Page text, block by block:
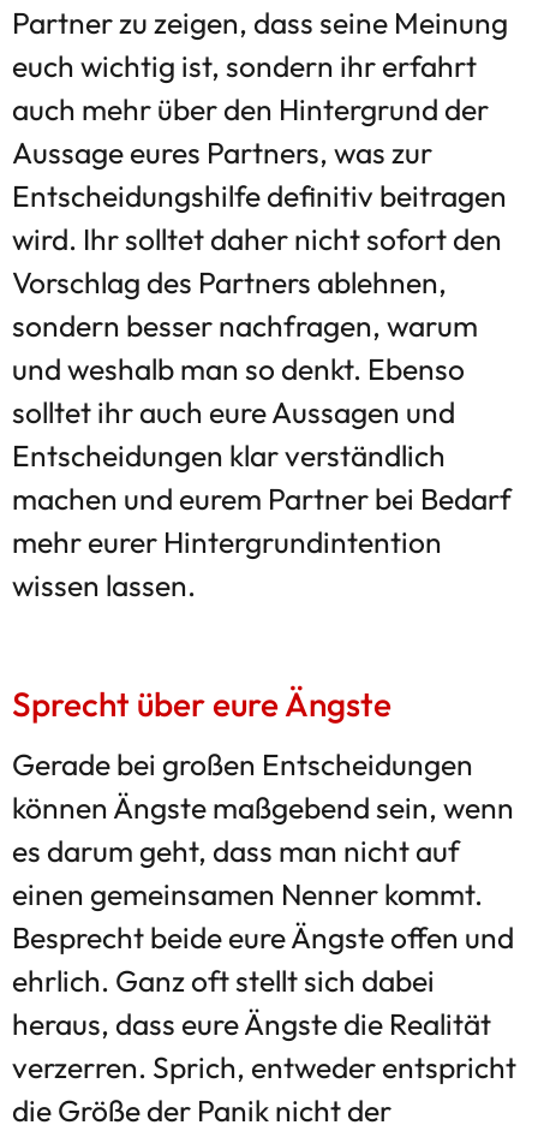
Partner zu zeigen, dass seine Meinung
euch wichtig ist, sondern ihr erfahrt
auch mehr über den Hintergrund der
Aussage eures Partners, was zur
Entscheidungshilfe definitiv beitragen
wird. Ihr solltet daher nicht sofort den
Vorschlag des Partners ablehnen,
sondern besser nachfragen, warum
und weshalb man so denkt. Ebenso
solltet ihr auch eure Aussagen und
Entscheidungen klar verständlich
machen und eurem Partner bei Bedarf
mehr eurer Hintergrundintention
wissen lassen.
Sprecht über eure Ängste
Gerade bei großen Entscheidungen
können Ängste maßgebend sein, wenn
es darum geht, dass man nicht auf
einen gemeinsamen Nenner kommt.
Besprecht beide eure Ängste offen und
ehrlich. Ganz oft stellt sich dabei
heraus, dass eure Ängste die Realität
verzerren. Sprich, entweder entspricht
die Größe der Panik nicht der